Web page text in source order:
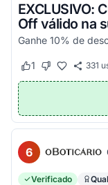
EXCLUSIVO:
Off válido na
Este cupom
1 Este cupom331
6
Verificado